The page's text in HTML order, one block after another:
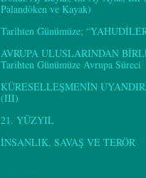
Palandöken ve Kayak)
Tarihten Günümüze;
AVRUPA ULUSLARINDAN
Tarihten Günümüze Avrupa Süreci
KÜRESELLEŞMENİN
(III)
21. YÜZYIL
İNSANLIK, SAVAŞ VE TERÖR